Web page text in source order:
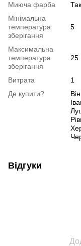
Миюча фарба
Так
Мінімальна
температура
зберігання
5
Максимальна
температура
зберігання
25
Витрата
1
Де купити?
Відгуки